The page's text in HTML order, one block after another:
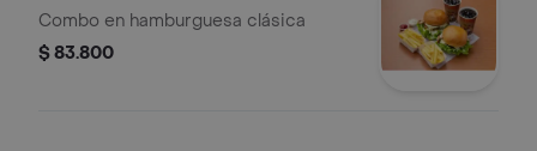
Clásica
Combo en hamburguesa clásica
$ 83.800